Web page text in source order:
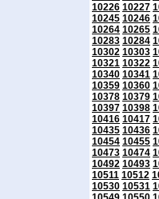
10226 10227
10245 10246
10264 10265
10283 10284
10302 10303
10321 10322
10340 10341
10359 10360
10378 10379
10397 10398
10416 10417
10435 10436
10454 10455
10473 10474
10492 10493
10511 10512
10530 10531